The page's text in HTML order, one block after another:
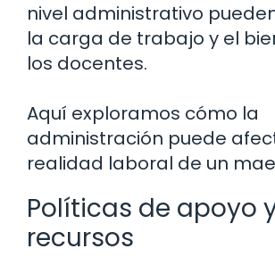
nivel administrativo
la carga de trabajo y el
los docentes.
Aquí exploramos cómo la
administración puede
realidad laboral de un
Políticas de apoyo
recursos